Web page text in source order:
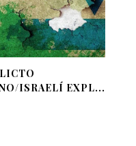
ISRAELÍ EXPL...